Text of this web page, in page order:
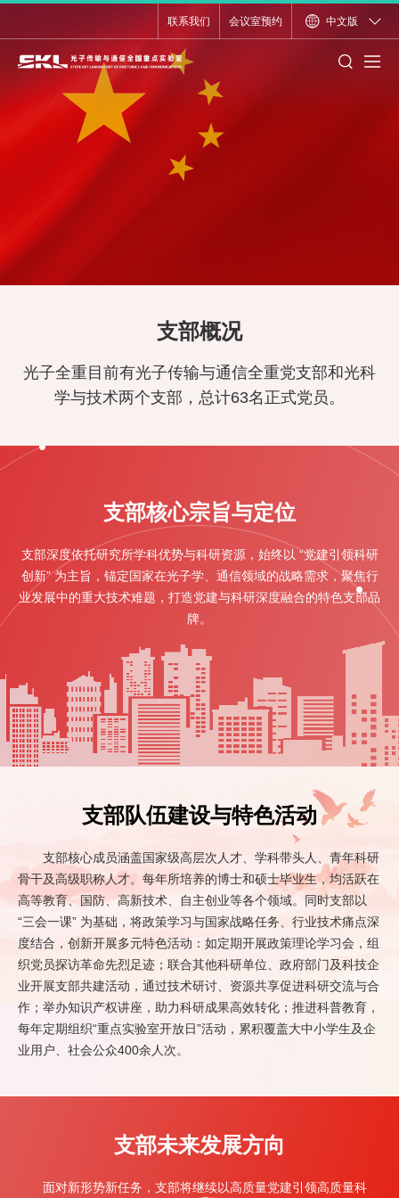
联系我们 会议室预约 中文版
支部概况
光子全重目前有光子传输与通信全重党支部和光科
学与技术两个支部，总计63名正式党员。
支部核心宗旨与定位
支部深度依托研究所学科优势与科研资源，始终以 “党建引领科研
创新” 为主旨， 锚定国家在光子学、通信领域的战略需求，聚焦行
业发展中的重大技术难题， 打造党建与科研深度融合的特色支部品
牌。
支部队伍建设与特色活动
支部核心成员涵盖国家级高层次人才、学科带头人、青年科研
骨干及高级职称人才。每年所培养的博士和硕士毕业生，均活跃在
高等教育、国防、高新技术、自主创业等各个领域。同时支部以
“三会一课” 为基础，将政策学习与国家战略任务、行业技术痛点深
度结合，创新开展多元特色活动：如定期开展政策理论学习会，组
织党员探访革命先烈足迹；联合其他科研单位、政府部门及科技企
业开展支部共建活动，通过技术研讨、资源共享促进科研交流与合
作；举办知识产权讲座，助力科研成果高效转化；推进科普教育，
每年定期组织“重点实验室开放日”活动，累积覆盖大中小学生及企
业用户、社会公众400余人次。
支部未来发展方向
面对新形势新任务，支部将继续以高质量党建引领高质量科